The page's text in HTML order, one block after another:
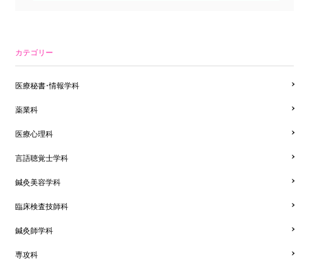
カテゴリー
医療秘書・情報学科
薬業科
医療心理科
言語聴覚士学科
鍼灸美容学科
臨床検査技師科
鍼灸師学科
専攻科